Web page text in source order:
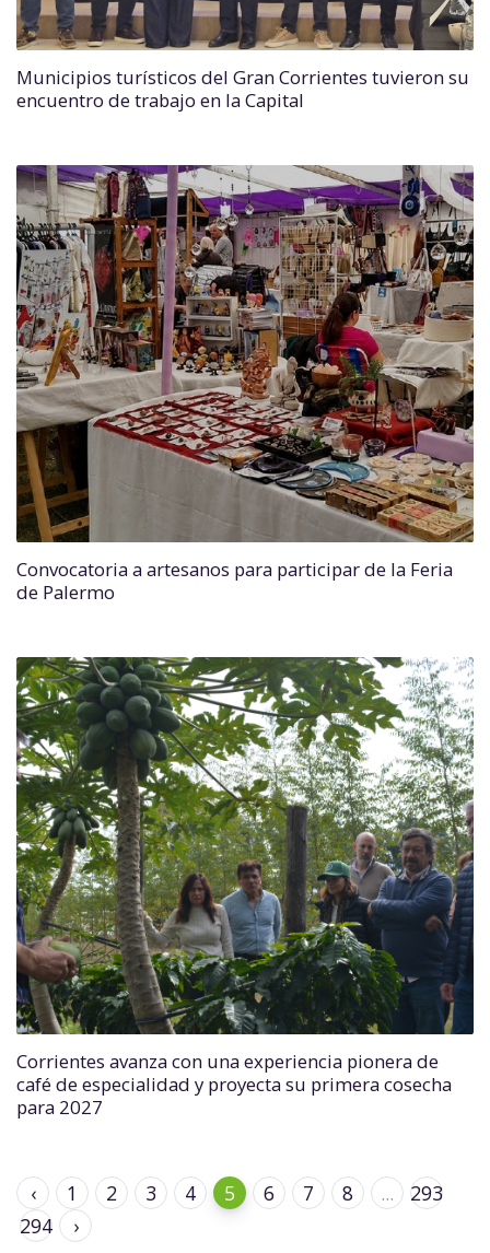
Municipios turísticos del Gran Corrientes tuvieron su
encuentro de trabajo en la Capital
Convocatoria a artesanos para participar de la Feria
de Palermo
Corrientes avanza con una experiencia pionera de
café de especialidad y proyecta su primera cosecha
para 2027
‹ 1 2 3 4 5 6 7 8 ...
293
294
›